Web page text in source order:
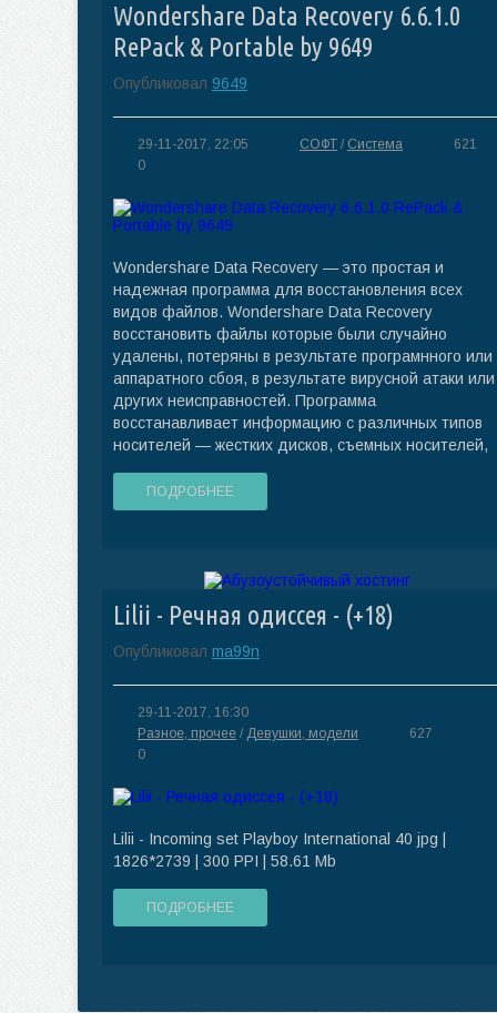
Wondershare Data Recovery 6.6.1.0
RePack & Portable by 9649
Опубликовал 9649
29-11-2017, 22:05 СОФТ / Система
621
0
Wondershare Data Recovery — это простая и
надежная программа для восстановления всех
видов файлов. Wondershare Data Recovery
восстановить файлы которые были случайно
удалены, потеряны в результате програмнного или
аппаратного сбоя, в результате вирусной атаки или
других неисправностей. Программа
восстанавливает информацию с различных типов
носителей — жестких дисков, съемных носителей,
ПОДРОБНЕЕ
Lilii - Речная одиссея - (+18)
Опубликовал ma99n
29-11-2017, 16:30
Разное, прочее / Девушки, модели
627
0
Lilii - Incoming set Playboy International 40 jpg |
1826*2739 | 300 PPI | 58.61 Mb
ПОДРОБНЕЕ